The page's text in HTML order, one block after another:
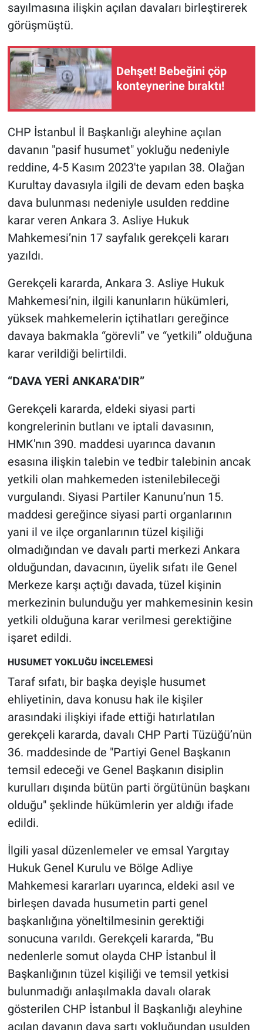
sayılmasına ilişkin açılan davaları birleştirerek
görüşmüştü.
Dehşet! Bebeğini çöp
konteynerine bıraktı!
CHP İstanbul İl Başkanlığı aleyhine açılan
davanın "pasif husumet" yokluğu nedeniyle
reddine, 4-5 Kasım 2023'te yapılan 38. Olağan
Kurultay davasıyla ilgili de devam eden başka
dava bulunması nedeniyle usulden reddine
karar veren Ankara 3. Asliye Hukuk
Mahkemesi’nin 17 sayfalık gerekçeli kararı
yazıldı.
Gerekçeli kararda, Ankara 3. Asliye Hukuk
Mahkemesi’nin, ilgili kanunların hükümleri,
yüksek mahkemelerin içtihatları gereğince
davaya bakmakla “görevli” ve “yetkili” olduğuna
karar verildiği belirtildi.
“DAVA YERİ ANKARA’DIR”
Gerekçeli kararda, eldeki siyasi parti
kongrelerinin butlanı ve iptali davasının,
HMK'nın 390. maddesi uyarınca davanın
esasına ilişkin talebin ve tedbir talebinin ancak
yetkili olan mahkemeden istenilebileceği
vurgulandı. Siyasi Partiler Kanunu’nun 15.
maddesi gereğince siyasi parti organlarının
yani il ve ilçe organlarının tüzel kişiliği
olmadığından ve davalı parti merkezi Ankara
olduğundan, davacının, üyelik sıfatı ile Genel
Merkeze karşı açtığı davada, tüzel kişinin
merkezinin bulunduğu yer mahkemesinin kesin
yetkili olduğuna karar verilmesi gerektiğine
işaret edildi.
HUSUMET YOKLUĞU İNCELEMESİ
Taraf sıfatı, bir başka deyişle husumet
ehliyetinin, dava konusu hak ile kişiler
arasındaki ilişkiyi ifade ettiği hatırlatılan
gerekçeli kararda, davalı CHP Parti Tüzüğü’nün
36. maddesinde de "Partiyi Genel Başkanın
temsil edeceği ve Genel Başkanın disiplin
kurulları dışında bütün parti örgütünün başkanı
olduğu" şeklinde hükümlerin yer aldığı ifade
edildi.
İlgili yasal düzenlemeler ve emsal Yargıtay
Hukuk Genel Kurulu ve Bölge Adliye
Mahkemesi kararları uyarınca, eldeki asıl ve
birleşen davada husumetin parti genel
başkanlığına yöneltilmesinin gerektiği
sonucuna varıldı. Gerekçeli kararda, “Bu
nedenlerle somut olayda CHP İstanbul İl
Başkanlığının tüzel kişiliği ve temsil yetkisi
bulunmadığı anlaşılmakla davalı olarak
gösterilen CHP İstanbul İl Başkanlığı aleyhine
açılan davanın dava şartı yokluğundan usulden
Canlı Yayın